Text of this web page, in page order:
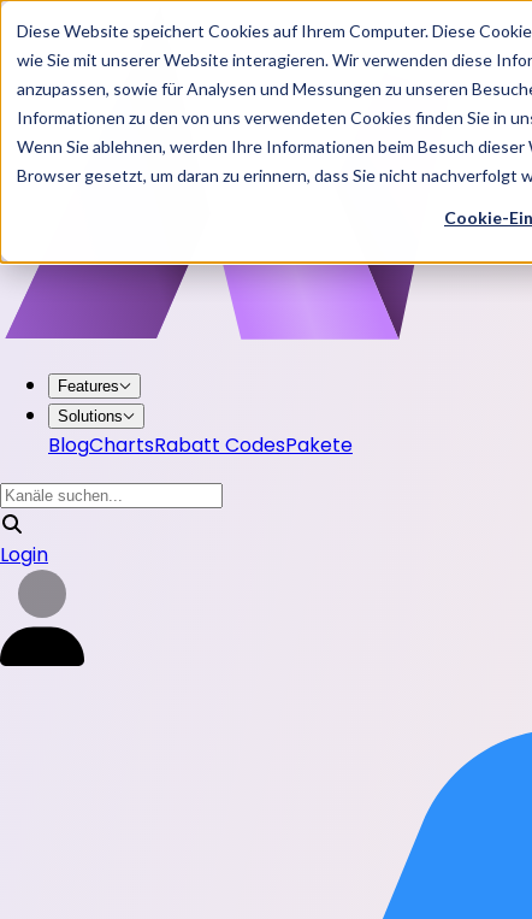
Diese Website speichert Cookies auf Ihrem Computer. Diese
wie Sie mit unserer Website interagieren. Wir verwenden diese
anzupassen, sowie für Analysen und Messungen zu unseren
Informationen zu den von uns verwendeten Cookies finden Sie in
Wenn Sie ablehnen, werden Ihre Informationen beim Besuch
Browser gesetzt, um daran zu erinnern, dass Sie nicht nachverfolgt
Cookie-
Features
Solutions
BlogChartsRabatt CodesPakete
Login